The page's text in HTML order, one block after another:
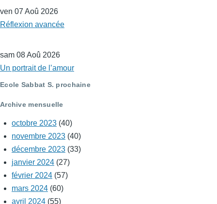
ven 07 Aoû 2026
Réflexion avancée
sam 08 Aoû 2026
Un portrait de l’amour
Ecole Sabbat S. prochaine
Archive mensuelle
octobre 2023 (40)
novembre 2023 (40)
décembre 2023 (33)
janvier 2024 (27)
février 2024 (57)
mars 2024 (60)
avril 2024 (55)